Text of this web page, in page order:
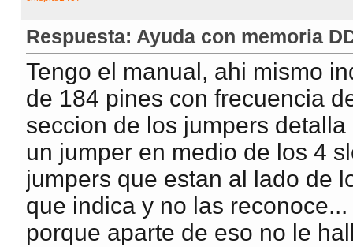
Respuesta: Ayuda con memoria
Tengo el manual, ahi mismo
de 184 pines con frecuencia
seccion de los jumpers
un jumper en medio de los 4
jumpers que estan al lado de
que indica y no las
porque aparte de eso no le